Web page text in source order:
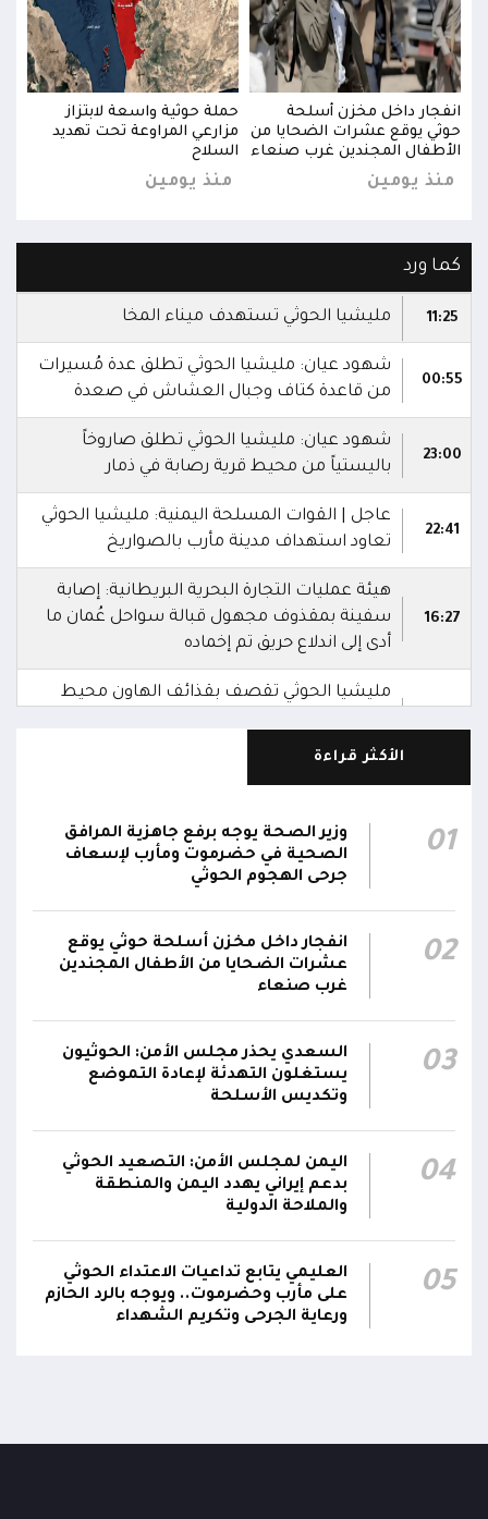
انفجار داخل مخزن أسلحة
حوثي يوقع عشرات الضحايا من
الأطفال المجندين غرب صنعاء
منذ يومين
حملة حوثية واسعة لابتزاز
مزارعي المراوعة تحت تهديد
السلاح
منذ يومين
كما ورد
11:25 مليشيا الحوثي تستهدف ميناء المخا
00:55
شهود عيان: مليشيا الحوثي تطلق عدة مُسيرات
من قاعدة كتاف وجبال العشاش في صعدة
23:00
شهود عيان: مليشيا الحوثي تطلق صاروخاً
باليستياً من محيط قرية رصابة في ذمار
22:41
عاجل | القوات المسلحة اليمنية: مليشيا الحوثي
تعاود استهداف مدينة مأرب بالصواريخ
16:27
هيئة عمليات التجارة البحرية البريطانية: إصابة
سفينة بمقذوف مجهول قبالة سواحل عُمان ما
أدى إلى اندلاع حريق تم إخماده
مليشيا الحوثي تقصف بقذائف الهاون محيط
قعطبة في الضالع
في الضالع
قصف حوثي عشوائي بالسلاح الثقيل يستهدف
الأكثر قراءة
01
وزير الصحة يوجه برفع جاهزية المرافق
الصحية في حضرموت ومأرب لإسعاف
جرحى الهجوم الحوثي
02
انفجار داخل مخزن أسلحة حوثي يوقع
عشرات الضحايا من الأطفال المجندين
غرب صنعاء
03
السعدي يحذر مجلس الأمن: الحوثيون
يستغلون التهدئة لإعادة التموضع
وتكديس الأسلحة
04
اليمن لمجلس الأمن: التصعيد الحوثي
بدعم إيراني يهدد اليمن والمنطقة
والملاحة الدولية
05
العليمي يتابع تداعيات الاعتداء الحوثي
على مأرب وحضرموت.. ويوجه بالرد الحازم
ورعاية الجرحى وتكريم الشهداء